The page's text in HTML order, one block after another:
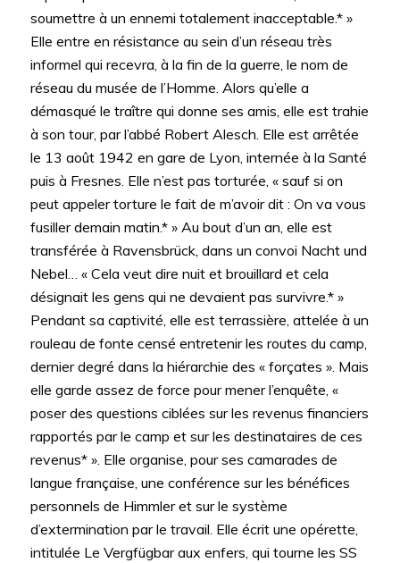
soumettre à un ennemi totalement inacceptable.* »
Elle entre en résistance au sein d’un réseau très
informel qui recevra, à la fin de la guerre, le nom de
réseau du musée de l’Homme. Alors qu’elle a
démasqué le traître qui donne ses amis, elle est trahie
à son tour, par l’abbé Robert Alesch. Elle est arrêtée
le 13 août 1942 en gare de Lyon, internée à la Santé
puis à Fresnes. Elle n’est pas torturée, « sauf si on
peut appeler torture le fait de m’avoir dit : On va vous
fusiller demain matin.* » Au bout d’un an, elle est
transférée à Ravensbrück, dans un convoi Nacht und
Nebel… « Cela veut dire nuit et brouillard et cela
désignait les gens qui ne devaient pas survivre.* »
Pendant sa captivité, elle est terrassière, attelée à un
rouleau de fonte censé entretenir les routes du camp,
dernier degré dans la hiérarchie des « forçates ». Mais
elle garde assez de force pour mener l’enquête, «
poser des questions ciblées sur les revenus financiers
rapportés par le camp et sur les destinataires de ces
revenus* ». Elle organise, pour ses camarades de
langue française, une conférence sur les bénéfices
personnels de Himmler et sur le système
d’extermination par le travail. Elle écrit une opérette,
intitulée Le Vergfügbar aux enfers, qui tourne les SS